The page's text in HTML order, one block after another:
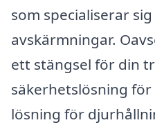
som specialiserar
avskärmningar.
ett stängsel för din
säkerhetslösning
lösning för